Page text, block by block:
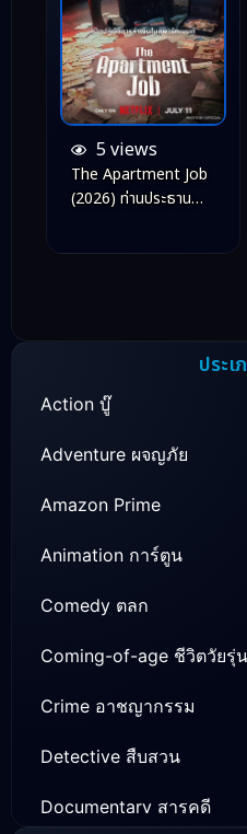
5 views
The Apartment Job
(2026) ท่านประธาน
ประเ
Action บู๊
Adventure ผจญภัย
Amazon Prime
Animation การ์ตูน
Comedy ตลก
Coming-of-age ชีวิตวัยรุ่น
Crime อาชญากรรม
Detective สืบสวน
Documentary สารคดี